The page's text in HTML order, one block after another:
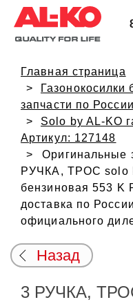
Главная страница
Газонокосилки
запчасти по
Solo by AL-KO
Артикул: 127148
Оригинальные
РУЧКА, ТРОС solo
бензиновая 553 K
доставка по
официального
Назад
3 РУЧКА,